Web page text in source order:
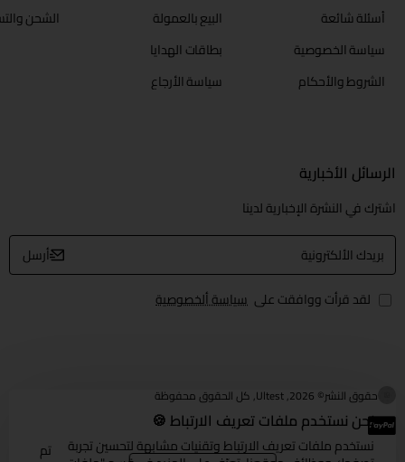
نحن نستخدم ملفات تعريف الارتباط 🍪
نستخدم ملفات تعريف الارتباط وتقنيات مشابهة لتحسين تجربة تم
أسئلة شائعة
سياسة الخصوصية
الشروط والأحكام
البيع بالعمولة
بطاقات الهدايا
سياسة الأرجاع
الشحن
الرسائل الأخبارية
اشترك في النشرة الإخبارية لدينا
بريدك
الألكترونية
أرسل
لقد قرأت ووافقت على سياسة ألخصوصية
حقوق النشر© 2026, Ultest, كل الحقوق محفوظة